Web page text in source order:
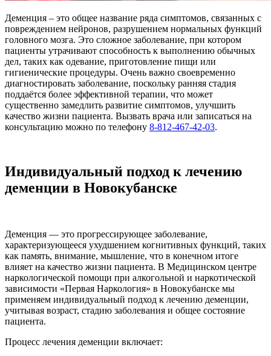
Деменция – это общее название ряда симптомов, связанных с
повреждением нейронов, разрушением нормальных функций
головного мозга. Это сложное заболевание, при котором
пациенты утрачивают способность к выполнению обычных
дел, таких как одевание, приготовление пищи или
гигиенические процедуры. Очень важно своевременно
диагностировать заболевание, поскольку ранняя стадия
поддаётся более эффективной терапии, что может
существенно замедлить развитие симптомов, улучшить
качество жизни пациента. Вызвать врача или записаться на
консультацию можно по телефону 8-812-467-42-03.
Индивидуальный подход к лечению
деменции в Новокубанске
Деменция — это прогрессирующее заболевание,
характеризующееся ухудшением когнитивных функций, таких
как память, внимание, мышление, что в конечном итоге
влияет на качество жизни пациента. В Медицинском центре
наркологической помощи при алкогольной и наркотической
зависимости «Первая Наркология» в Новокубанске мы
применяем индивидуальный подход к лечению деменции,
учитывая возраст, стадию заболевания и общее состояние
пациента.
Процесс лечения деменции включает: